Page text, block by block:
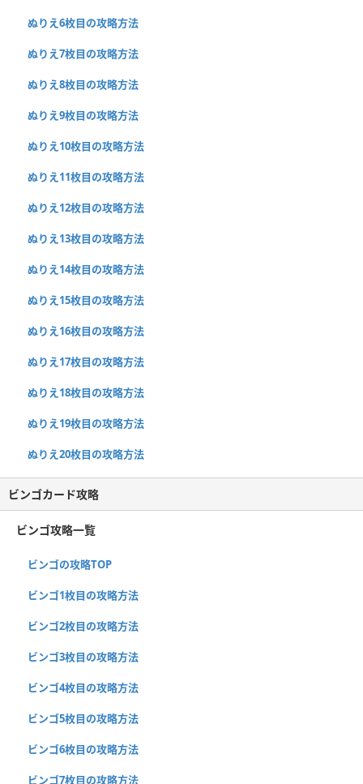
ぬりえ6枚目の攻略方法
ぬりえ7枚目の攻略方法
ぬりえ8枚目の攻略方法
ぬりえ9枚目の攻略方法
ぬりえ10枚目の攻略方法
ぬりえ11枚目の攻略方法
ぬりえ12枚目の攻略方法
ぬりえ13枚目の攻略方法
ぬりえ14枚目の攻略方法
ぬりえ15枚目の攻略方法
ぬりえ16枚目の攻略方法
ぬりえ17枚目の攻略方法
ぬりえ18枚目の攻略方法
ぬりえ19枚目の攻略方法
ぬりえ20枚目の攻略方法
ビンゴカード攻略
ビンゴ攻略一覧
ビンゴの攻略TOP
ビンゴ1枚目の攻略方法
ビンゴ2枚目の攻略方法
ビンゴ3枚目の攻略方法
ビンゴ4枚目の攻略方法
ビンゴ5枚目の攻略方法
ビンゴ6枚目の攻略方法
ビンゴ7枚目の攻略方法